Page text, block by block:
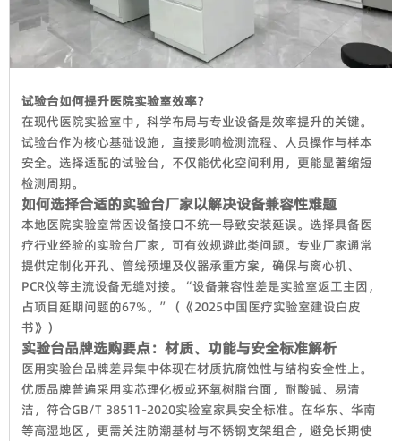
试验台如何提升医院实验室效率？
在现代医院实验室中，科学布局与专业设备是效率提升的关键。
试验台作为核心基础设施，直接影响检测流程、人员操作与样本
安全。选择适配的试验台，不仅能优化空间利用，更能显著缩短
检测周期。
如何选择合适的实验台厂家以解决设备兼容性难题
本地医院实验室常因设备接口不统一导致安装延误。选择具备医
疗行业经验的实验台厂家，可有效规避此类问题。专业厂家通常
提供定制化开孔、管线预埋及仪器承重方案，确保与离心机、
PCR仪等主流设备无缝对接。“设备兼容性差是实验室返工主因，
占项目延期问题的67%。”（《2025中国医疗实验室建设白皮
书》）
实验台品牌选购要点：材质、功能与安全标准解析
医用实验台品牌差异集中体现在材质抗腐蚀性与结构安全性上。
优质品牌普遍采用实芯理化板或环氧树脂台面，耐酸碱、易清
洁，符合GB/T 38511-2020实验室家具安全标准。在华东、华南
等高湿地区，更需关注防潮基材与不锈钢支架组合，避免长期使